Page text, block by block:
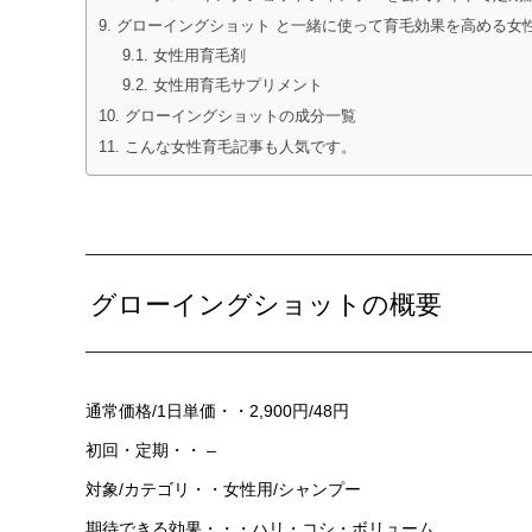
グローイングショット と一緒に使って育毛効果を高める女
女性用育毛剤
女性用育毛サプリメント
グローイングショットの成分一覧
こんな女性育毛記事も人気です。
グローイングショットの概要
通常価格/1日単価・・2,900円/48円
初回・定期・・ –
対象/カテゴリ・・女性用/シャンプー